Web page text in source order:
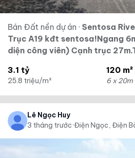
Bán Đất nền dự án · Sentosa
Trục A19 kđt sentosa!Ngang
diện công viên) Cạnh trục
3.1 tỷ
25.8 triệu/m²
120 m²
6 x 20m
Lê Ngọc Huy
3 tháng trước·Điện Ngọc, Điện